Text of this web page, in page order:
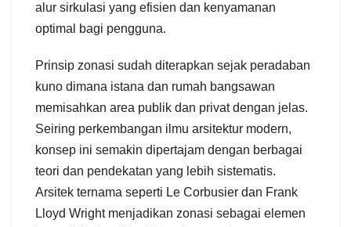
alur sirkulasi yang efisien dan kenyamanan
optimal bagi pengguna.
Prinsip zonasi sudah diterapkan sejak peradaban
kuno dimana istana dan rumah bangsawan
memisahkan area publik dan privat dengan jelas.
Seiring perkembangan ilmu arsitektur modern,
konsep ini semakin dipertajam dengan berbagai
teori dan pendekatan yang lebih sistematis.
Arsitek ternama seperti Le Corbusier dan Frank
Lloyd Wright menjadikan zonasi sebagai elemen